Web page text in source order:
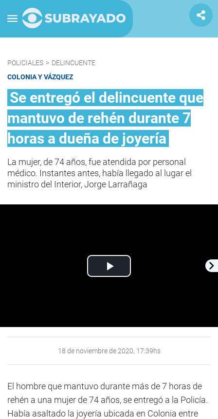
POLICIALES > DELINCUENTE
COLONIA Y VÁZQUEZ
Se entregó el delincuente que
mantuvo de rehén durante 7
horas a dueña de joyería
La mujer, de 74 años, fue atendida por personal
médico. Instantes antes, había llegado al lugar el
ministro del Interior, Jorge Larrañaga
Play
18 de noviembre de 2020, 17:39hs
El hombre que mantuvo durante más de 7 horas de
rehén a una mujer de 74 años, se entregó a la Policía.
Había asaltado la joyería ubicada en Colonia entre